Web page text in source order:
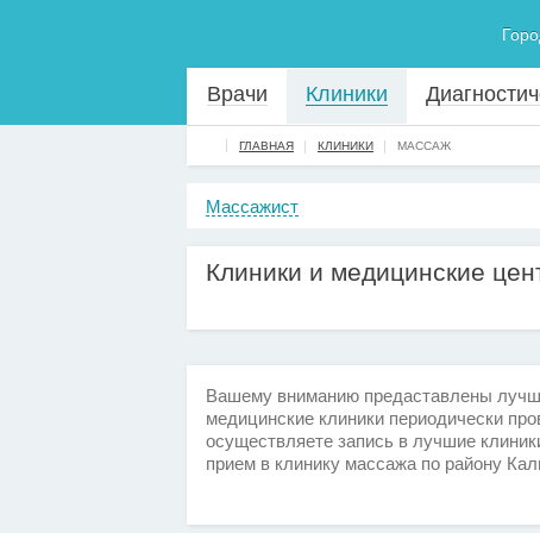
Врачи Клиники
ГЛАВНАЯ КЛИНИКИ МАССАЖ
Массажист
Клиники и медицинские
Вашему вниманию предаставлены
медицинские клиники периодически
осуществляете запись в лучшие
прием в клинику массажа по району